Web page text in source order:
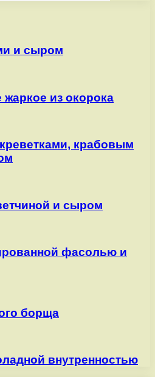
и сыром
из окорока
крабовым
и сыром
фасолью и
борща
внутренностью